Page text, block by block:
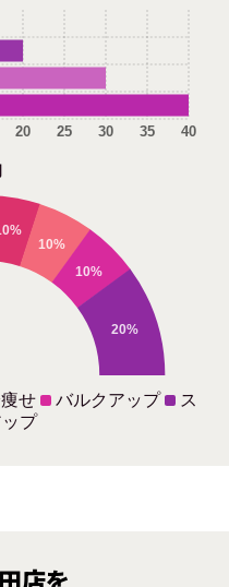
20 25 30 35 40
10%
10%
20%
せ バルクアップ
ス
プ
店を